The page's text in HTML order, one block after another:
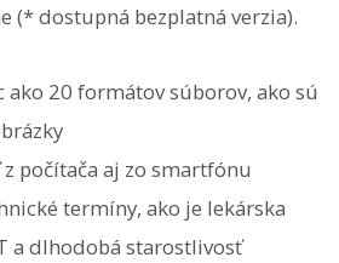
(* dostupná bezplatná verzia).
ako 20 formátov súborov, ako sú
počítača aj zo smartfónu
termíny, ako je lekárska
a dlhodobá starostlivosť